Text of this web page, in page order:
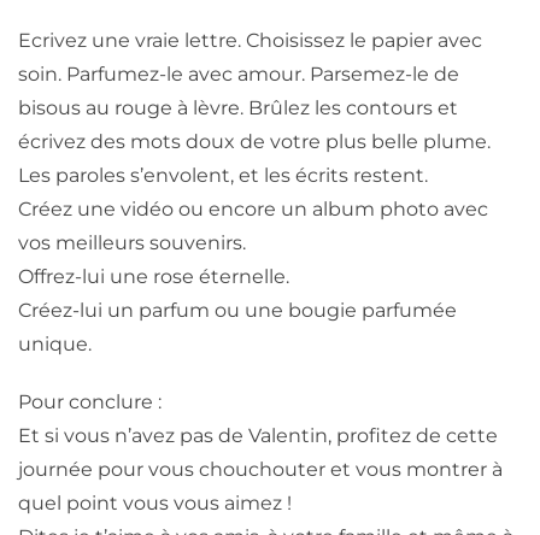
Ecrivez une vraie lettre. Choisissez le papier avec
soin. Parfumez-le avec amour. Parsemez-le de
bisous au rouge à lèvre. Brûlez les contours et
écrivez des mots doux de votre plus belle plume.
Les paroles s’envolent, et les écrits restent.
Créez une vidéo ou encore un album photo avec
vos meilleurs souvenirs.
Offrez-lui une rose éternelle.
Créez-lui un parfum ou une bougie parfumée
unique.
Pour conclure :
Et si vous n’avez pas de Valentin, profitez de cette
journée pour vous chouchouter et vous montrer à
quel point vous vous aimez !